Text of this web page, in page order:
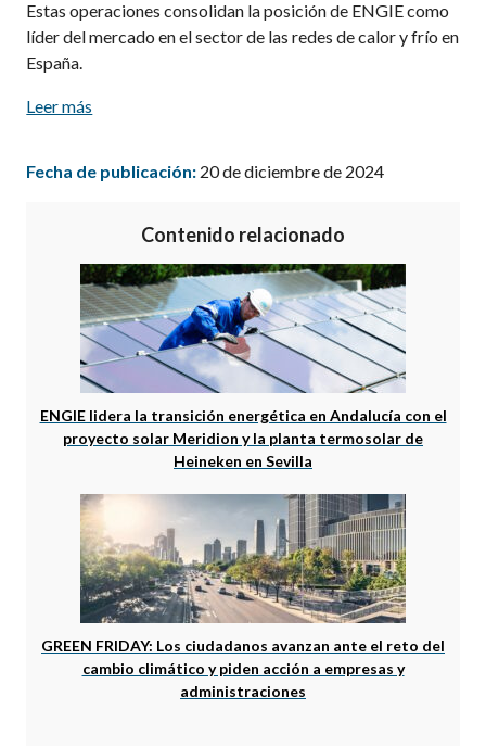
Estas operaciones consolidan la posición de ENGIE como
líder del mercado en el sector de las redes de calor y frío en
España.
Leer más
Fecha de publicación: 20 de diciembre de 2024
Contenido relacionado
ENGIE lidera la transición energética en Andalucía con el
proyecto solar Meridion y la planta termosolar de
Heineken en Sevilla
GREEN FRIDAY: Los ciudadanos avanzan ante el reto del
cambio climático y piden acción a empresas y
administraciones